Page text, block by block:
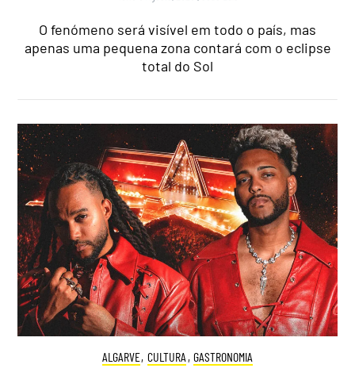
O fenómeno será visível em todo o país, mas
apenas uma pequena zona contará com o eclipse
total do Sol
ALGARVE, CULTURA , GASTRONOMIA